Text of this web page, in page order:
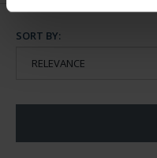
SORT BY: